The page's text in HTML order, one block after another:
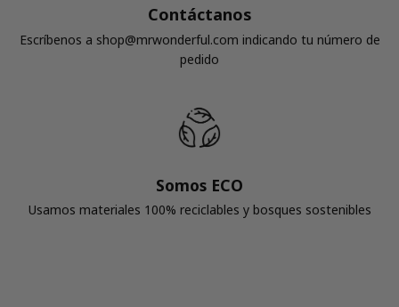
Contáctanos
Escríbenos a shop@mrwonderful.com indicando tu número de
pedido
Somos ECO
Usamos materiales 100% reciclables y bosques sostenibles